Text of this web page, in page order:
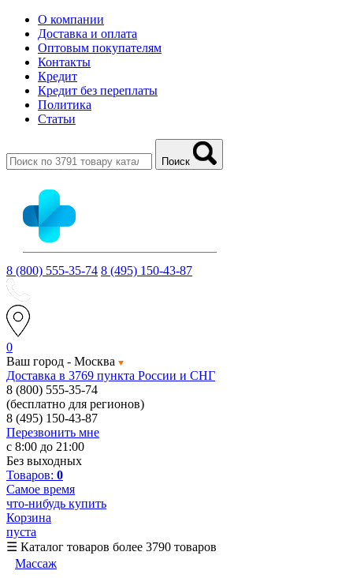
О компании
Доставка и оплата
Оптовым покупателям
Контакты
Кредит
Кредит без переплаты
Политика
Статьи
Поиск
8 (800) 555-35-74 8 (495) 150-43-87
0
Ваш город - Москва
Доставка в 3769 пункта России и СНГ
8 (800) 555-35-74
(бесплатно для регионов)
8 (495) 150-43-87
Перезвонить мне
с 8:00 до 21:00
Без выходных
Товаров: 0
Самое время
что-нибудь купить
Корзина
пуста
☰ Каталог товаров более 3790 товаров
Массаж